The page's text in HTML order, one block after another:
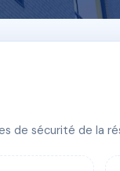
sécurité de la